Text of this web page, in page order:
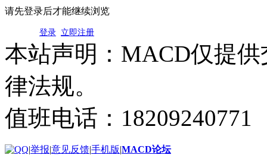
请先登录后才能继续浏览
登录 立即注册
本站声明：MACD仅提
律法规。
值班电话：
|举报|意见反馈|手机版|MACD论坛